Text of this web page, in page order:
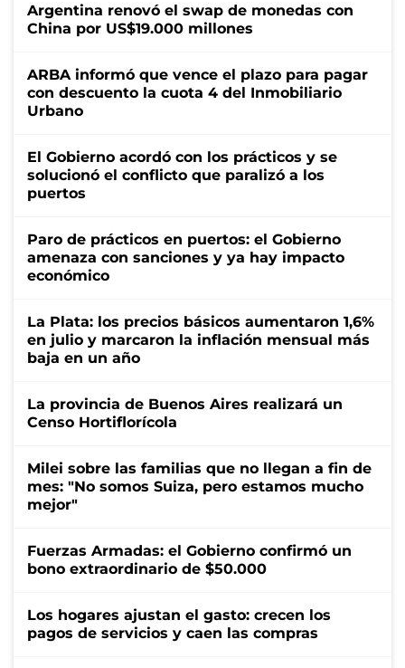
Argentina renovó el swap de monedas con
China por US$19.000 millones
ARBA informó que vence el plazo para pagar
con descuento la cuota 4 del Inmobiliario
Urbano
El Gobierno acordó con los prácticos y se
solucionó el conflicto que paralizó a los
puertos
Paro de prácticos en puertos: el Gobierno
amenaza con sanciones y ya hay impacto
económico
La Plata: los precios básicos aumentaron 1,6%
en julio y marcaron la inflación mensual más
baja en un año
La provincia de Buenos Aires realizará un
Censo Hortiflorícola
Milei sobre las familias que no llegan a fin de
mes: "No somos Suiza, pero estamos mucho
mejor"
Fuerzas Armadas: el Gobierno confirmó un
bono extraordinario de $50.000
Los hogares ajustan el gasto: crecen los
pagos de servicios y caen las compras